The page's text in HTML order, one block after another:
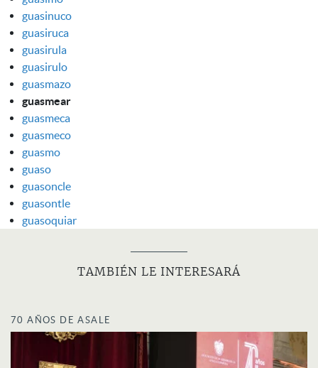
guasinuco
guasiruca
guasirula
guasirulo
guasmazo
guasmear
guasmeca
guasmeco
guasmo
guaso
guasoncle
guasontle
guasoquiar
TAMBIÉN LE INTERESARÁ
70 AÑOS DE ASALE